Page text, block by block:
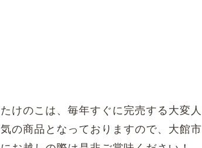
たけのこは、毎年すぐに完売する大変人
気の商品となっておりますので、大館市